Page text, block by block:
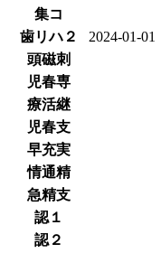
集コ
歯リハ２
2024-01-01
頭磁刺
児春専
療活継
児春支
早充実
情通精
急精支
認１
認２